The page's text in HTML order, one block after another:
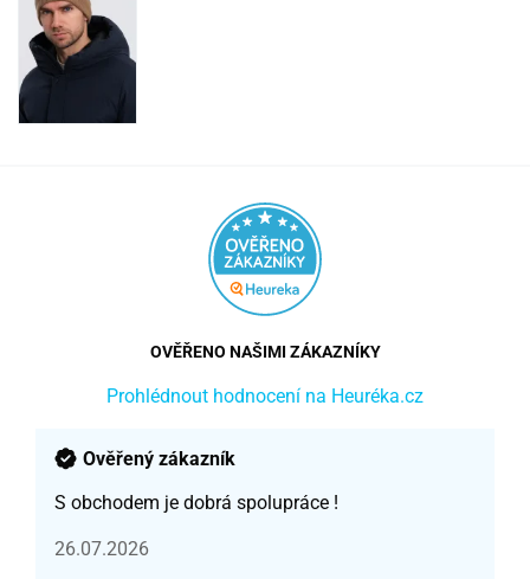
OVĚŘENO NAŠIMI ZÁKAZNÍKY
Prohlédnout hodnocení na Heuréka.cz
Ověřený zákazník
S obchodem je dobrá spolupráce !
26.07.2026